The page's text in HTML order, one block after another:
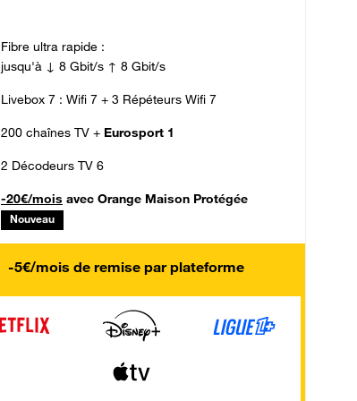
Fibre ultra rapide :
jusqu'à ↓ 8 Gbit/s ↑ 8 Gbit/s
Livebox 7 : Wifi 7 + 3 Répéteurs Wifi 7
200 chaînes TV + Eurosport 1
2 Décodeurs TV 6
-20€/mois avec Orange Maison Protégée
Nouveau
-5€/mois de remise par plateforme